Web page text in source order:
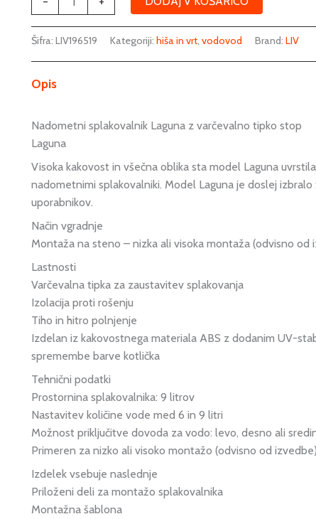
Šifra:LIV196519 Kategoriji:hiša in vrt,vodovod Brand:LIV
Opis
Nadometni splakovalnik Laguna z varčevalno tipko stop
Laguna
Visoka kakovost in všečna oblika sta model Laguna
nadometnimi splakovalniki. Model Laguna je doslej
uporabnikov.
Način vgradnje
Montaža na steno – nizka ali visoka montaža (odvisno od
Lastnosti
Varčevalna tipka za zaustavitev splakovanja
Izolacija proti rošenju
Tiho in hitro polnjenje
Izdelan iz kakovostnega materiala ABS z dodanim UV-
spremembe barve kotlička
Tehnični podatki
Prostornina splakovalnika: 9 litrov
Nastavitev količine vode med 6 in 9 litri
Možnost priključitve dovoda za vodo: levo, desno ali
Primeren za nizko ali visoko montažo (odvisno od izvedbe)
Izdelek vsebuje naslednje
Priloženi deli za montažo splakovalnika
Montažna šablona